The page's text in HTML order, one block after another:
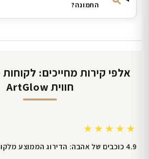
התמונה?
אלפי קירות מחייכים:
חווית ArtGlow
★★★★★
4.9 כוכבים של אהבה: הדירוג הממוצע מלקוחות מאושרים